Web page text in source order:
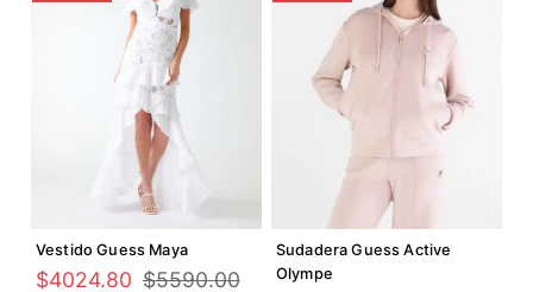
Agregar +
Vestido Guess Maya
$4024.80 $5590.00
Sudadera Guess Active
Olympe